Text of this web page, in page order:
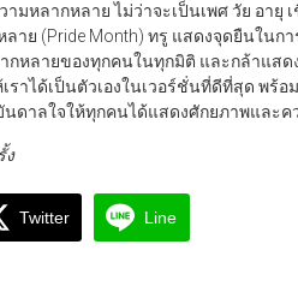
ามหลากหลาย ไม่ว่าจะเป็นเพศ วัย อา
าย (Pride Month) ทรู แสดงจุดยืนในก
กหลายของทุกคนในทุกมิติ และกล้าแสด
ราได้เป็นตัวเองในเวอร์ชั่นที่ดีที่สุด พร้
ดาลใจให้ทุกคนได้แสดงศักยภาพและค
ง
Twitter Line